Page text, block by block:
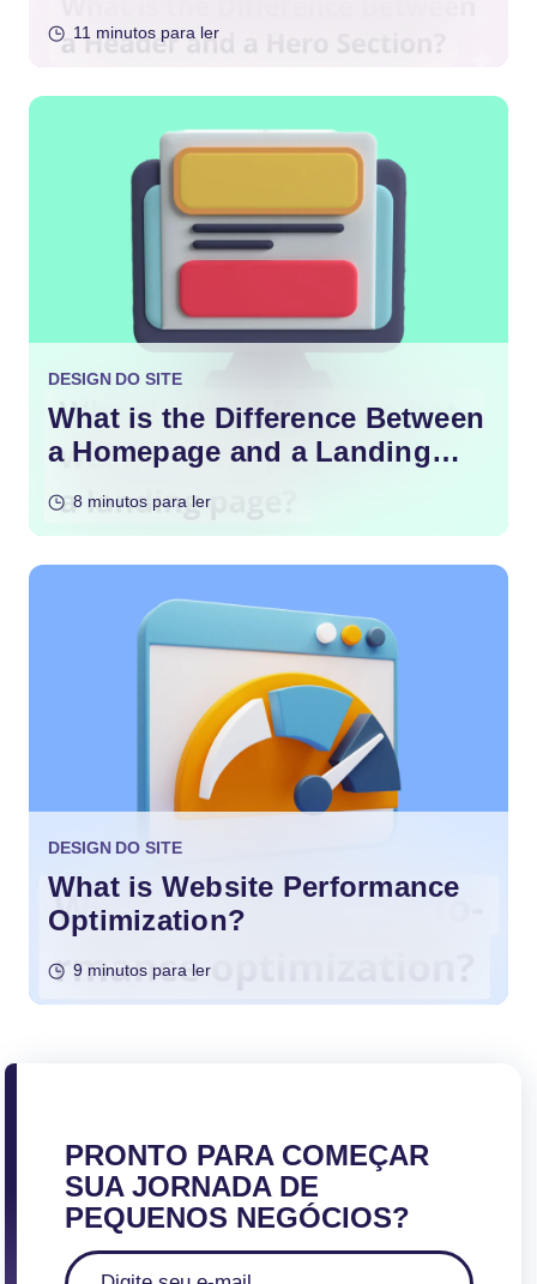
11 minutos para ler
DESIGN DO SITE
What is the Difference Between
a Homepage and a Landing
8 minutos para ler
DESIGN DO SITE
What is Website Performance
Optimization?
9 minutos para ler
PRONTO PARA COMEÇAR
SUA JORNADA DE
PEQUENOS NEGÓCIOS?